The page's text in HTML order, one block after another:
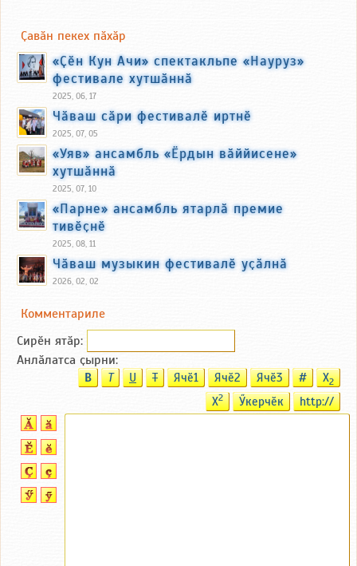
Ҫавӑн пекех пӑхӑр
«Ҫӗн Кун Ачи» спектакльпе «Науруз»
фестивале хутшӑннӑ
2025, 06, 17
Чӑваш сӑри фестивалӗ иртнӗ
2025, 07, 05
«Уяв» ансамбль «Ёрдын вӑййисене»
хутшӑннӑ
2025, 07, 10
«Парне» ансамбль ятарлӑ премие
тивӗҫнӗ
2025, 08, 11
Чӑваш музыкин фестивалӗ уҫӑлнӑ
2026, 02, 02
Комментариле
Сирӗн ятӑp:
Анлӑлатса ҫырни:
B T U T Ячӗ1 Ячӗ2 Ячӗ3 # X2
X2 Ӳкерчӗк http://